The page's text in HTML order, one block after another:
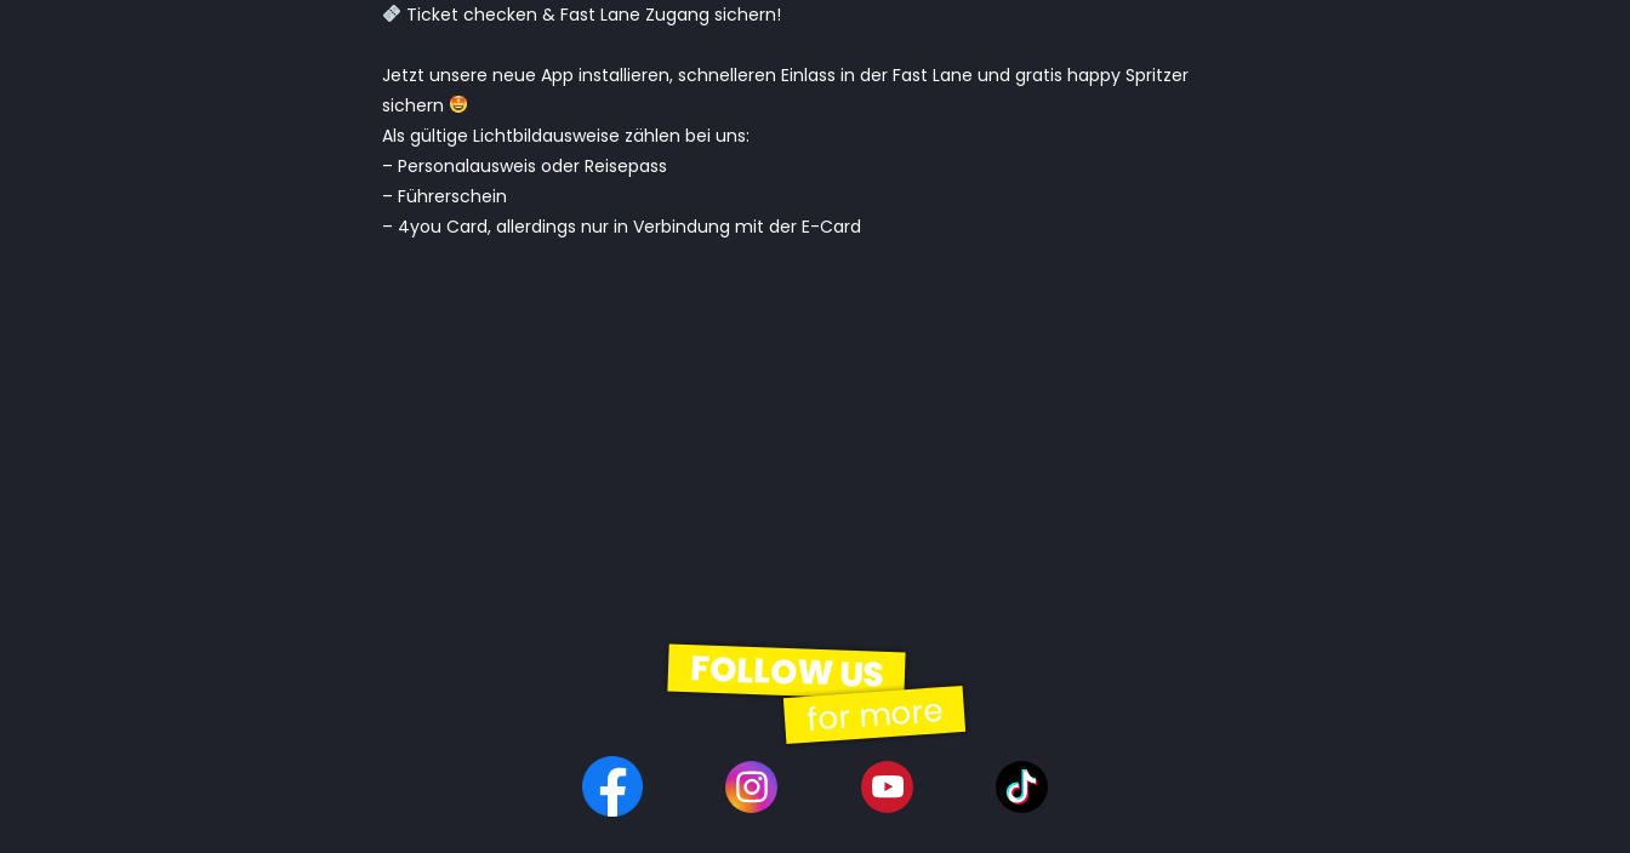
Ticket checken & Fast Lane Zugang sichern!
Jetzt unsere neue App installieren, schnelleren Einlass in der Fast Lane und gratis happy Spritzer
sichern
Als gültige Lichtbildausweise zählen bei uns:
– Personalausweis oder Reisepass
– Führerschein
– 4you Card, allerdings nur in Verbindung mit der E-Card
FOLLOW US
for more